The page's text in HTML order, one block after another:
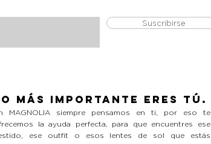
Suscribirse
más importante eres tú.
MAGNOLIA siempre pensamos en ti, por eso te
la ayuda perfecta, para que encuentres ese
ese outfit o esos lentes de sol que estás